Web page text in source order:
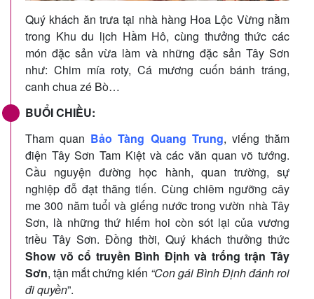
Quý khách ăn trưa tại nhà hàng Hoa Lộc Vừng nằm
trong Khu du lịch Hầm Hô, cùng thưởng thức các
món đặc sản vừa làm và những đặc sản Tây Sơn
như: Chim mía roty, Cá mương cuốn bánh tráng,
canh chua zé Bò…
BUỔI CHIỀU:
Tham quan Bảo Tàng Quang Trung, viếng thăm
điện Tây Sơn Tam Kiệt và các văn quan võ tướng.
Cầu nguyện đường học hành, quan trường, sự
nghiệp đỗ đạt thăng tiến. Cùng chiêm ngưỡng cây
me 300 năm tuổi và giếng nước trong vườn nhà Tây
Sơn, là những thứ hiếm hoi còn sót lại của vương
triều Tây Sơn. Đồng thời, Quý khách thưởng thức
Show võ cổ truyền Bình Định và trống trận Tây
Sơn, tận mắt chứng kiến “Con gái Bình Định đánh roi
đi quyền”.